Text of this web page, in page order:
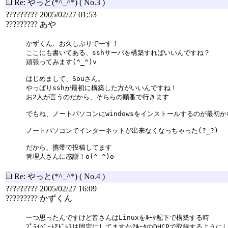
Re: やっと(*^_^*) ( No.3 )
????????? 2005/02/27 01:53
????????? あや
かずくん、お久しぶりでーす！
ここにも書いてある、sshサーバを構築すればいいんですね？
頑張ってみます(^_^)v
はじめまして、Souさん。
やっぱりsshが最初に構築した方がいいんですね！
お2人が言うのだから、そちらの順番で行きます
でもね、ノートパソコンにwindowsをインストールするのが最初
ノートパソコンでインターネットが出来なくなっちゃった(?_?)
だから、携帯で投稿してます
管理人さんに感謝！o(^-^)o
Re: やっと(*^_^*) ( No.4 )
????????? 2005/02/27 16:09
????????? かずくん
一つ思ったんですけど皆さんはLinuxをﾙｰﾀ配下で構築する時